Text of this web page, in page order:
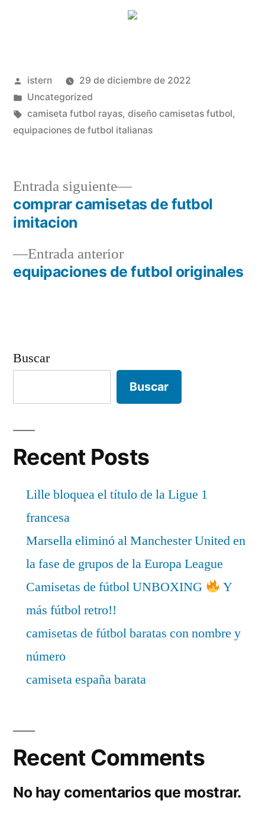
Publicado
por
istern
29 de diciembre de 2022
Publicado
en
Uncategorized
Etiquetas:
camiseta futbol rayas, diseño camisetas futbol,
equipaciones de futbol italianas
Navegación
entradas
Entrada anteriorEntrada
anterior:
equipaciones de futbol originales
Entrada siguiente
Entrada
siguiente:
comprar camisetas de futbol
imitacion
Buscar
Buscar
Recent Posts
Lille bloquea el título de la Ligue 1
francesa
Marsella eliminó al Manchester United en
la fase de grupos de la Europa League
Camisetas de fútbol UNBOXING
Y
más fútbol retro!!
camisetas de fútbol baratas con nombre y
número
camiseta españa barata
Recent Comments
No hay comentarios que mostrar.